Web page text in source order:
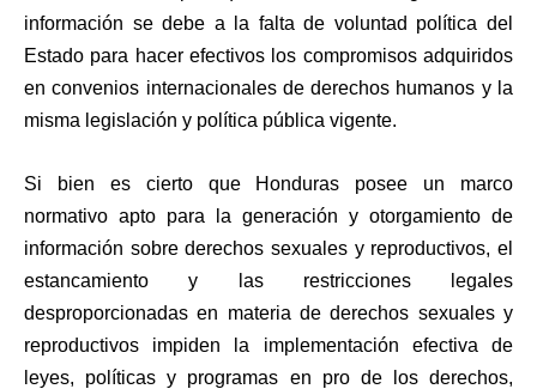
información se debe a la falta de voluntad política del
Estado para hacer efectivos los compromisos adquiridos
en convenios internacionales de derechos humanos y la
misma legislación y política pública vigente.
Si bien es cierto que Honduras posee un marco
normativo apto para la generación y otorgamiento de
información sobre derechos sexuales y reproductivos, el
estancamiento y las restricciones legales
desproporcionadas en materia de derechos sexuales y
reproductivos impiden la implementación efectiva de
leyes, políticas y programas en pro de los derechos,